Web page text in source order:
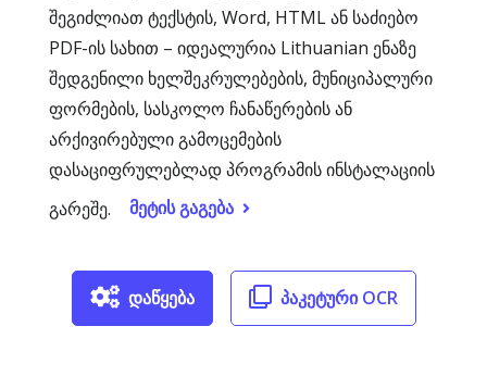
შეგიძლიათ ტექსტის, Word, HTML ან საძიებო
PDF-ის სახით – იდეალურია Lithuanian ენაზე
შედგენილი ხელშეკრულებების, მუნიციპალური
ფორმების, სასკოლო ჩანაწერების ან
არქივირებული გამოცემების
დასაციფრულებლად პროგრამის ინსტალაციის
გარეშე.
მეტის გაგება
დაწყება პაკეტური OCR